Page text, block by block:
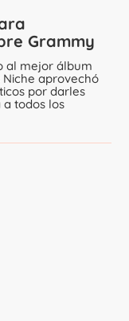
Grammy
al mejor álbum
aprovechó
por darles
todos los